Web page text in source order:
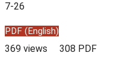
7-26
PDF (English)
369 views 308 PDF